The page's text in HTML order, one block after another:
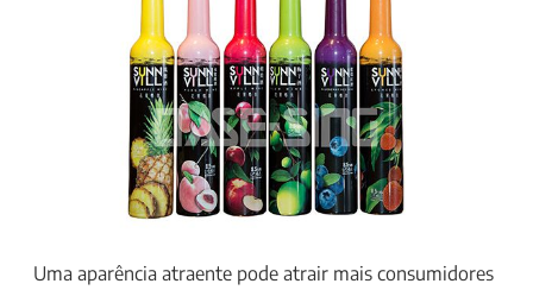
Uma aparência atraente pode atrair mais consumidores